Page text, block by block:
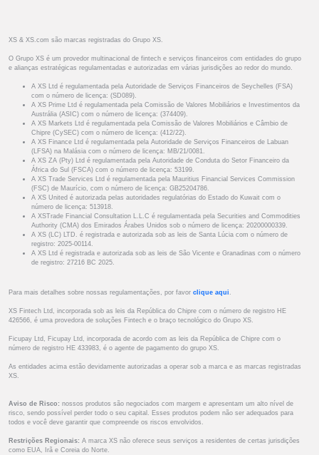
XS & XS.com são marcas registradas do Grupo XS.
O Grupo XS é um provedor multinacional de fintech e serviços financeiros com entidades do grupo
e alianças estratégicas regulamentadas e autorizadas em várias jurisdições ao redor do mundo.
A XS Ltd é regulamentada pela Autoridade de Serviços Financeiros de Seychelles (FSA)
com o número de licença: (SD089).
A XS Prime Ltd é regulamentada pela Comissão de Valores Mobiliários e Investimentos da
Austrália (ASIC) com o número de licença: (374409).
A XS Markets Ltd é regulamentada pela Comissão de Valores Mobiliários e Câmbio de
Chipre (CySEC) com o número de licença: (412/22).
A XS Finance Ltd é regulamentada pela Autoridade de Serviços Financeiros de Labuan
(LFSA) na Malásia com o número de licença: MB/21/0081.
A XS ZA (Pty) Ltd é regulamentada pela Autoridade de Conduta do Setor Financeiro da
África do Sul (FSCA) com o número de licença: 53199.
A XS Trade Services Ltd é regulamentada pela Mauritius Financial Services Commission
(FSC) de Maurício, com o número de licença: GB25204786.
A XS United é autorizada pelas autoridades regulatórias do Estado do Kuwait com o
número de licença: 513918.
A XSTrade Financial Consultation L.L.C é regulamentada pela Securities and Commodities
Authority (CMA) dos Emirados Árabes Unidos sob o número de licença: 20200000339.
A XS (LC) LTD. é registrada e autorizada sob as leis de Santa Lúcia com o número de
registro: 2025-00114.
A XS Ltd é registrada e autorizada sob as leis de São Vicente e Granadinas com o número
de registro: 27216 BC 2025.
Para mais detalhes sobre nossas regulamentações, por favor clique aqui .
XS Fintech Ltd, incorporada sob as leis da República do Chipre com o número de registro HE
426566, é uma provedora de soluções Fintech e o braço tecnológico do Grupo XS.
Ficupay Ltd, Ficupay Ltd, incorporada de acordo com as leis da República de Chipre com o
número de registro HE 433983, é o agente de pagamento do grupo XS.
As entidades acima estão devidamente autorizadas a operar sob a marca e as marcas registradas
XS.
Aviso de Risco: nossos produtos são negociados com margem e apresentam um alto nível de
risco, sendo possível perder todo o seu capital. Esses produtos podem não ser adequados para
todos e você deve garantir que compreende os riscos envolvidos.
Restrições Regionais: A marca XS não oferece seus serviços a residentes de certas jurisdições
como EUA, Irã e Coreia do Norte.